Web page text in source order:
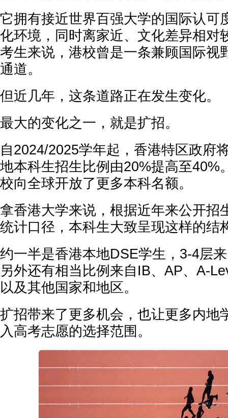
它拥有接近世界百强大学的国际认可
化环境，同时离家近、文化差异相对
考生来说，港校曾是一条兼顾国际视
通道。
但近几年，这条道路正在发生变化。
最大的变化之一，就是扩招。
自2024/2025学年起，香港特区政府
地本科生招生比例由20%提高至40%
校向全球开放了更多本科名额。
拿香港大学来说，根据近年来公开招
统计口径，本科生大致呈现这样的结
约一半是香港本地DSE学生，3-4层
另外还有相当比例来自IB、AP、A-
以及其他国家和地区。
扩招带来了更多机会，也让更多内地
入高考志愿的选择范围。